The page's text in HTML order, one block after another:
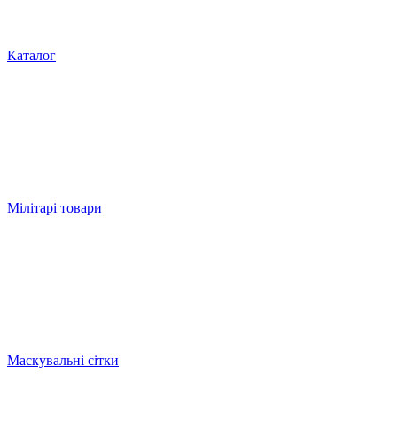
Каталог
Мілітарі товари
Маскувальні сітки